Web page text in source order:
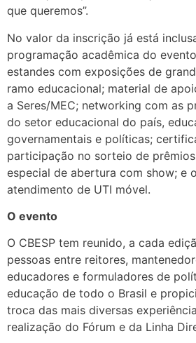
que queremos”.
No valor da inscrição já está
programação acadêmica do
estandes com exposições de
ramo educacional; material de
a Seres/MEC; networking com as
do setor educacional do país,
governamentais e políticas;
participação no sorteio de
especial de abertura com show; e
atendimento de UTI móvel.
O evento
O CBESP tem reunido, a cada
pessoas entre reitores,
educadores e formuladores de
educação de todo o Brasil e
troca das mais diversas
realização do Fórum e da Linha